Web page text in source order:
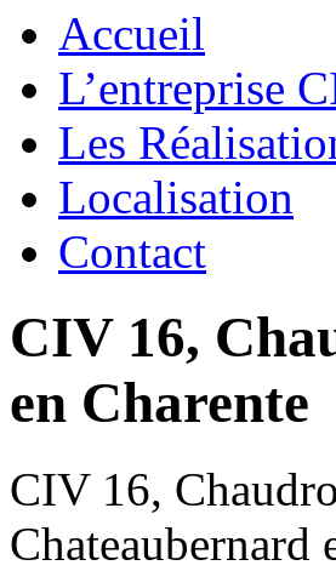
Accueil
L’entreprise
Les
Localisation
Contact
CIV 16,
en Charente
CIV 16,
Chateaubernard